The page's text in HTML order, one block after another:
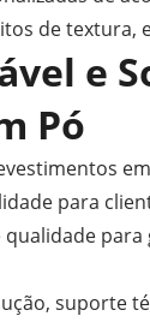
de textura,
e
Pó
para
suporte